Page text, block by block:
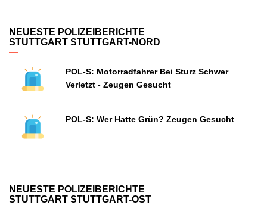
NEUESTE POLIZEIBERICHTE
STUTTGART STUTTGART-NORD
POL-S: Motorradfahrer Bei Sturz Schwer
Verletzt - Zeugen Gesucht
POL-S: Wer Hatte Grün? Zeugen Gesucht
NEUESTE POLIZEIBERICHTE
STUTTGART STUTTGART-OST